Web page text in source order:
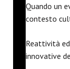
Quando un
contesto
Reattività
innovative